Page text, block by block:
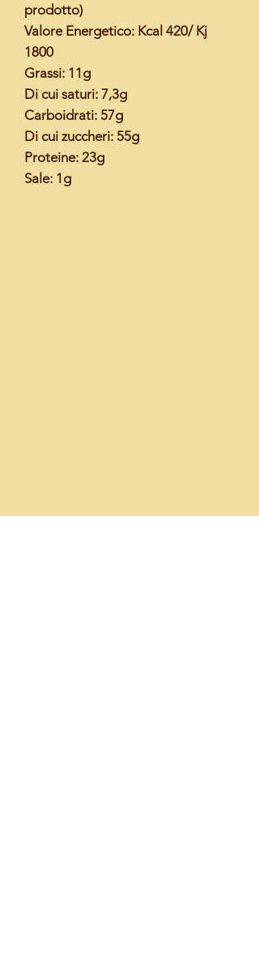
prodotto)
Valore Energetico: Kcal 420/ Kj
1800
Grassi: 11g
Di cui saturi: 7,3g
Carboidrati: 57g
Di cui zuccheri: 55g
Proteine: 23g
Sale: 1g